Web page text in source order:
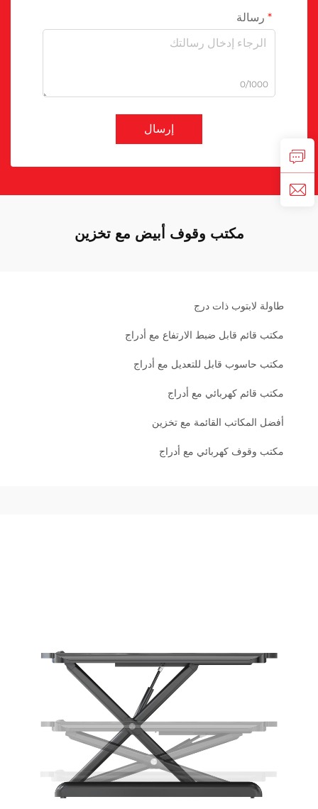
رسالة
0/1000
إرسال
مكتب وقوف أبيض مع تخزين
طاولة لابتوب ذات درج
مكتب قائم قابل ضبط الارتفاع مع أدراج
مكتب حاسوب قابل للتعديل مع أدراج
مكتب قائم كهربائي مع أدراج
أفضل المكاتب القائمة مع تخزين
مكتب وقوف كهربائي مع أدراج